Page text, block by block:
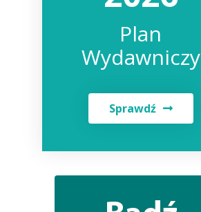
Plan
Wydawniczy
Sprawdź